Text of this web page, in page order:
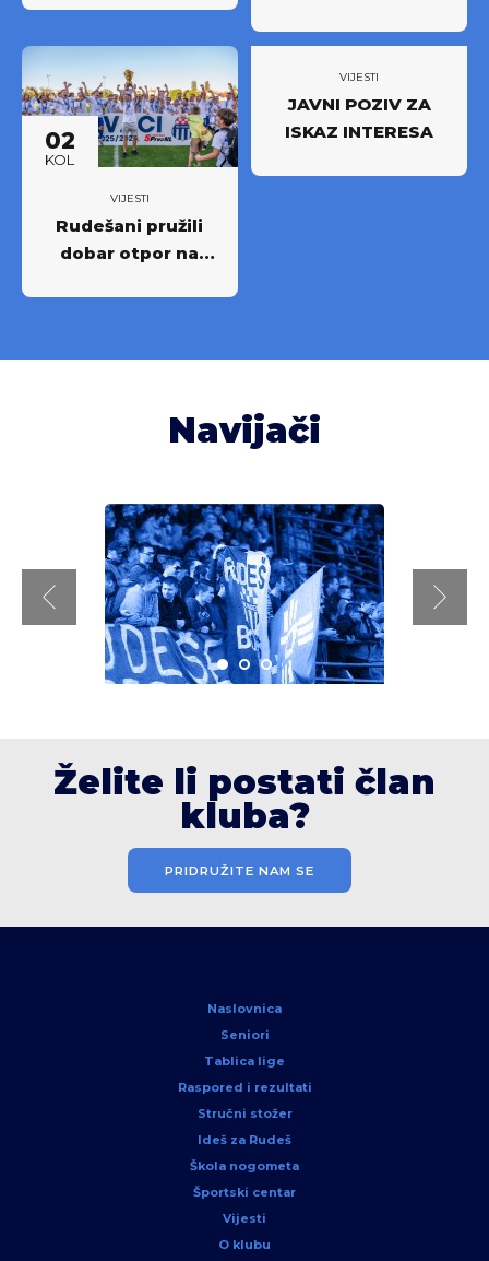
novi iskorak među
najboljima
02
KOL
VIJESTI
Rudešani pružili
dobar otpor na
VIJESTI
JAVNI POZIV ZA
ISKAZ INTERESA
Navijači
Želite li postati član
kluba?
PRIDRUŽITE NAM SE
Naslovnica
Seniori
Tablica lige
Raspored i rezultati
Stručni stožer
Ideš za Rudeš
Škola nogometa
Športski centar
Vijesti
O klubu